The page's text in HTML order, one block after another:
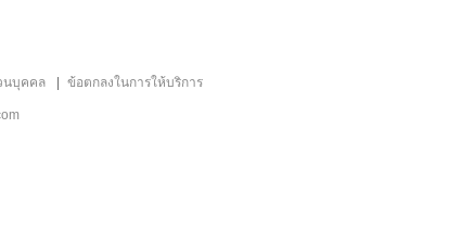
นบุคคล ข้อตกลงในการให้บริการ